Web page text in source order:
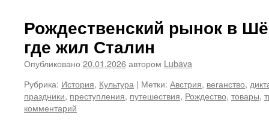
Рождественский рынок в
где жил Сталин
Опубликовано 20.01.2026автором Lubava
Рубрика: История, Культура | Метки: Австрия, веганство,
праздники, преступления, путешествия, Рождество, товары,
комментарий